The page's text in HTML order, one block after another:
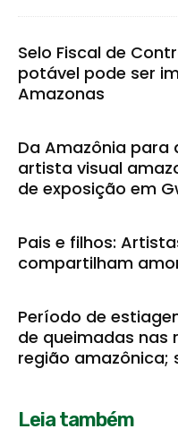
Selo Fiscal de
potável pode ser
Amazonas
Da Amazônia para
artista visual
de exposição em
Pais e filhos:
compartilham
Período de
de queimadas nas
região amazônica;
Leia também